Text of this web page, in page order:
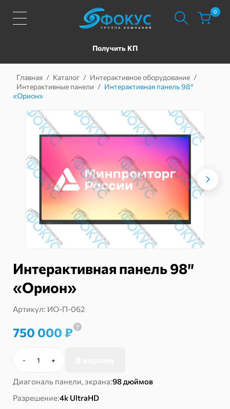
Получить КП
0
Главная / Каталог / Интерактивное оборудование /
Интерактивные панели / Интерактивная панель 98″
«Орион»
Интерактивная панель 98″
«Орион»
Артикул: ИО-П-062
750 000 ₽
-
Количество
Интерактивная
панель
+
Диагональ панели, экрана:98 дюймов
Разрешение:4k UltraHD